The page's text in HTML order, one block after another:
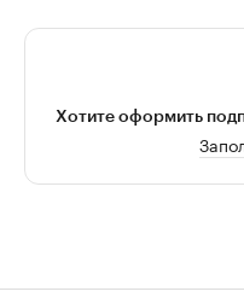
Хотите оформить